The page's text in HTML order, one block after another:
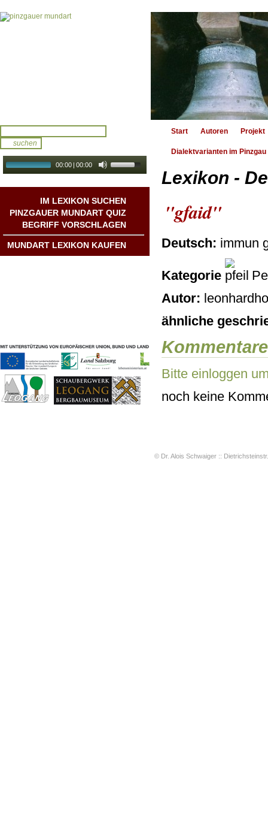
00:00 | 00:00
IM LEXIKON SUCHEN
PINZGAUER MUNDART QUIZ
BEGRIFF VORSCHLAGEN
MUNDART LEXIKON KAUFEN
Start Autoren Projekt
Dialektvarianten im Pinzgau
Lexikon -
"gfaid"
Deutsch: immun
Kategorie
Autor:
ähnliche
Kommentare
Bitte einloggen
noch keine
© Dr. Alois Schwaiger ::